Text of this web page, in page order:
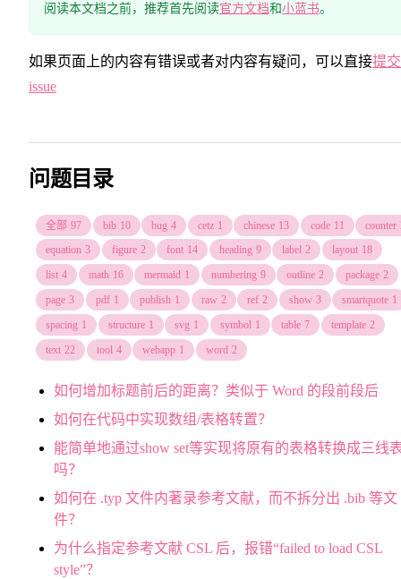
阅读本文档之前，推荐首先阅读官方文档和小蓝书。
如果页面上的内容有错误或者对内容有疑问，可以直接提交
issue
问题目录
全部 97 bib 10 bug 4 cetz 1 chinese 13 code 11 counter
equation 3 figure 2 font 14 heading 9 label 2 layout 18
list 4 math 16 mermaid 1 numbering 9 outline 2 package 2
page 3 pdf 1 publish 1 raw 2 ref 2 show 3 smartquote 1
spacing 1 structure 1 svg 1 symbol 1 table 7 template 2
text 22 tool 4 webapp 1 word 2
如何增加标题前后的距离？类似于 Word 的段前段后
如何在代码中实现数组/表格转置？
能简单地通过show set等实现将原有的表格转换成三线
吗？
如何在 .typ 文件内著录参考文献，而不拆分出 .bib 等文
件？
为什么指定参考文献 CSL 后，报错“failed to load CSL
style”？